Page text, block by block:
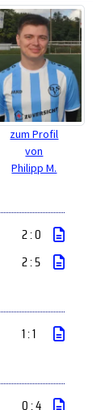
zum Profil
von
Philipp M.
2 : 0
2 : 5
1 : 1
0 : 4